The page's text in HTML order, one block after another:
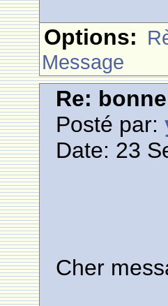
Options:
Message
Re:
Posté par:
Date: 23
Cher